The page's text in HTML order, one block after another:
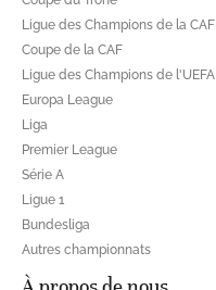
Ligue des Champions de la CAF
Coupe de la CAF
Ligue des Champions de l'UEFA
Europa League
Liga
Premier League
Série A
Ligue 1
Bundesliga
Autres championnats